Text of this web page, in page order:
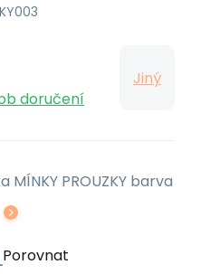
doručení
Jiný
PROUZKY barva
Porovnat